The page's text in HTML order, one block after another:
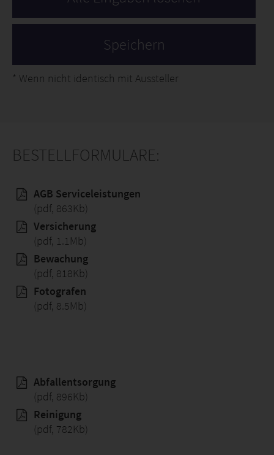
* Wenn nicht identisch mit Aussteller
BESTELLFORMULARE:
AGB Serviceleistungen
(pdf, 863Kb)
Versicherung
(pdf, 1.1Mb)
Bewachung
(pdf, 818Kb)
Fotografen
(pdf, 8.5Mb)
Abfallentsorgung
(pdf, 896Kb)
Reinigung
(pdf, 782Kb)